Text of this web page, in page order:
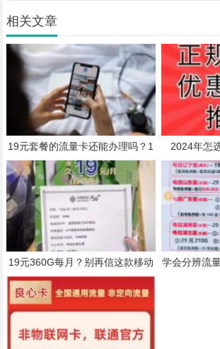
相关文章
19元套餐的流量卡还能办理吗？1
9元185G流量可以下手
2024年怎
19元360G每月？别再信这款移动
大流量卡了！
学会分辨流